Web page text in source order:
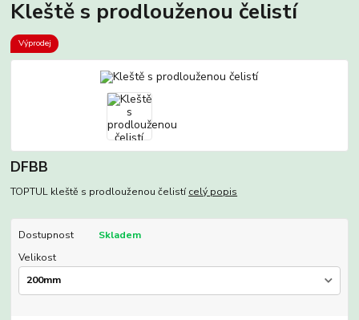
Kleště s prodlouženou čelistí
Výprodej
DFBB
TOPTUL kleště s prodlouženou čelistícelý popis
Dostupnost
Skladem
Velikost